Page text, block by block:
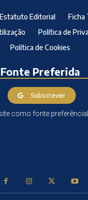
Estatuto Editorial
Ficha
Política de
Política de Cookies
Fonte Preferida
Subscrever
como fonte